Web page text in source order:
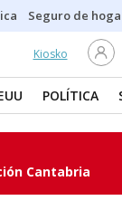
Seguro de
Kiosko
POLÍTICA
Cantabria